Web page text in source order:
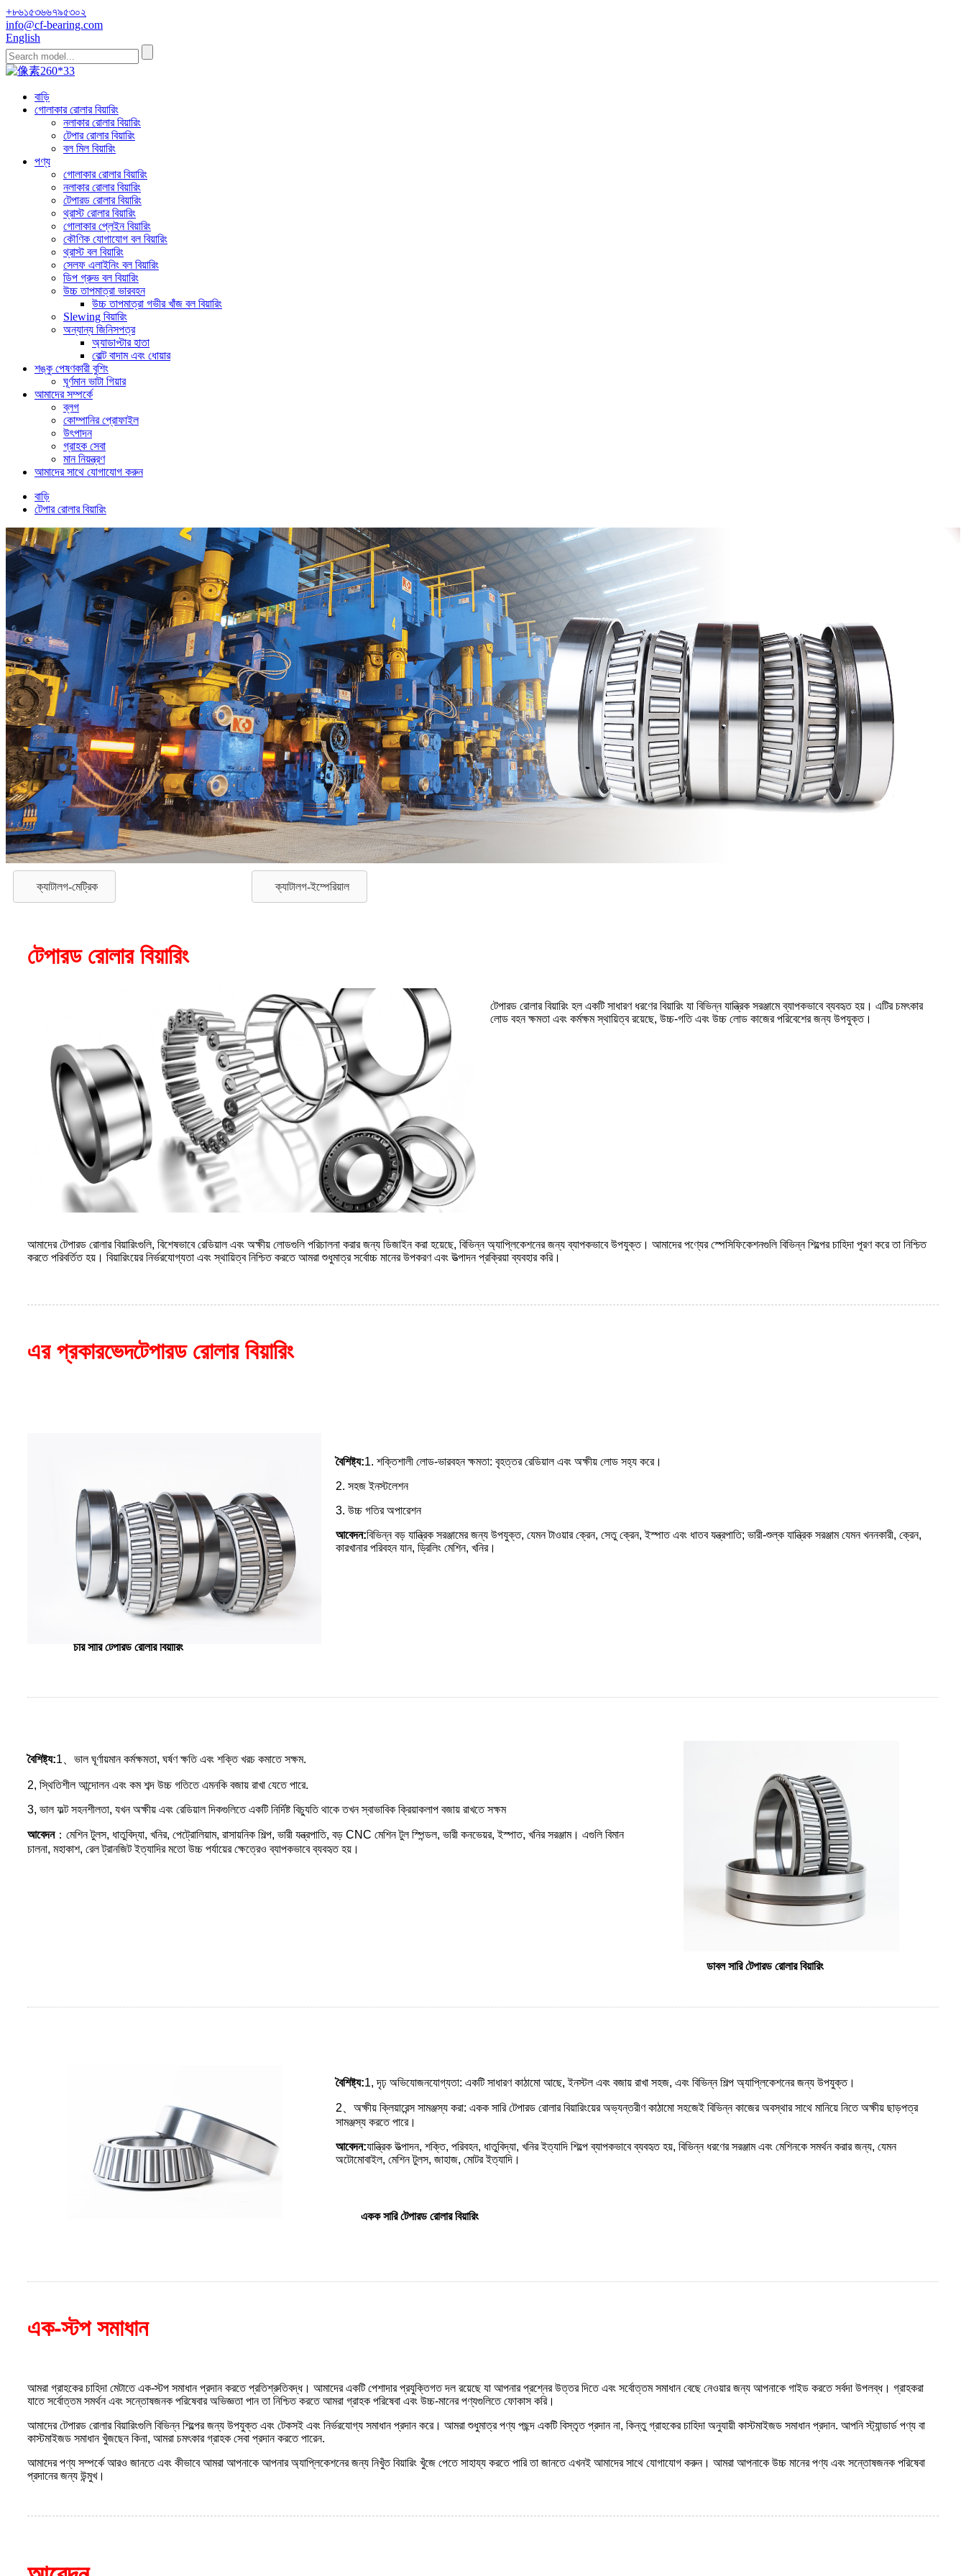
+৮৬১৫৩৬৬৭৯৫৩০২
info@cf-bearing.com
English
বাড়ি
গোলাকার রোলার বিয়ারিং
নলাকার রোলার বিয়ারিং
টেপার রোলার বিয়ারিং
বল মিল বিয়ারিং
পণ্য
গোলাকার রোলার বিয়ারিং
নলাকার রোলার বিয়ারিং
টেপারড রোলার বিয়ারিং
থ্রাস্ট রোলার বিয়ারিং
গোলাকার প্লেইন বিয়ারিং
কৌণিক যোগাযোগ বল বিয়ারিং
থ্রাস্ট বল বিয়ারিং
সেলফ এলাইনিং বল বিয়ারিং
ডিপ গ্রুভ বল বিয়ারিং
উচ্চ তাপমাত্রা ভারবহন
উচ্চ তাপমাত্রা গভীর খাঁজ বল বিয়ারিং
Slewing বিয়ারিং
অন্যান্য জিনিসপত্র
অ্যাডাপ্টার হাতা
বোল্ট বাদাম এবং ধোয়ার
শঙ্কু পেষণকারী বুশিং
ঘূর্ণমান ভাটা গিয়ার
আমাদের সম্পর্কে
ব্লগ
কোম্পানির প্রোফাইল
উৎপাদন
গ্রাহক সেবা
মান নিয়ন্ত্রণ
আমাদের সাথে যোগাযোগ করুন
বাড়ি
টেপার রোলার বিয়ারিং
ক্যাটালগ-মেট্রিক ক্যাটালগ-ইম্পেরিয়াল
টেপারড রোলার বিয়ারিং
টেপারড রোলার বিয়ারিং হল একটি সাধারণ ধরণের বিয়ারিং যা বিভিন্ন যান্ত্রিক সরঞ্জামে ব্যাপকভাবে ব্যবহৃত হয়। এটির চমৎকার
লোড বহন ক্ষমতা এবং কর্মক্ষম স্থায়িত্ব রয়েছে, উচ্চ-গতি এবং উচ্চ লোড কাজের পরিবেশের জন্য উপযুক্ত।
আমাদের টেপারড রোলার বিয়ারিংগুলি, বিশেষভাবে রেডিয়াল এবং অক্ষীয় লোডগুলি পরিচালনা করার জন্য ডিজাইন করা হয়েছে, বিভিন্ন অ্যাপ্লিকেশনের জন্য ব্যাপকভাবে উপযুক্ত। আমাদের পণ্যের স্পেসিফিকেশনগুলি বিভিন্ন শিল্পের চাহিদা পূরণ করে তা নিশ্চিত
করতে পরিবর্তিত হয়। বিয়ারিংয়ের নির্ভরযোগ্যতা এবং স্থায়িত্ব নিশ্চিত করতে আমরা শুধুমাত্র সর্বোচ্চ মানের উপকরণ এবং উত্পাদন প্রক্রিয়া ব্যবহার করি।
এর প্রকারভেদটেপারড রোলার বিয়ারিং
বৈশিষ্ট্য:1. শক্তিশালী লোড-ভারবহন ক্ষমতা: বৃহত্তর রেডিয়াল এবং অক্ষীয় লোড সহ্য করে।
2. সহজ ইনস্টলেশন
3. উচ্চ গতির অপারেশন
আবেদন:বিভিন্ন বড় যান্ত্রিক সরঞ্জামের জন্য উপযুক্ত, যেমন টাওয়ার ক্রেন, সেতু ক্রেন, ইস্পাত এবং ধাতব যন্ত্রপাতি; ভারী-শুল্ক যান্ত্রিক সরঞ্জাম যেমন খননকারী, ক্রেন,
কারখানার পরিবহন যান, ড্রিলিং মেশিন, খনির।
চার সারি টেপারড রোলার বিয়ারিং
বৈশিষ্ট্য:1、ভাল ঘূর্ণায়মান কর্মক্ষমতা, ঘর্ষণ ক্ষতি এবং শক্তি খরচ কমাতে সক্ষম.
2, স্থিতিশীল আন্দোলন এবং কম শব্দ উচ্চ গতিতে এমনকি বজায় রাখা যেতে পারে.
3, ভাল ফল্ট সহনশীলতা, যখন অক্ষীয় এবং রেডিয়াল দিকগুলিতে একটি নির্দিষ্ট বিচ্যুতি থাকে তখন স্বাভাবিক ক্রিয়াকলাপ বজায় রাখতে সক্ষম
আবেদন：মেশিন টুলস, ধাতুবিদ্যা, খনির, পেট্রোলিয়াম, রাসায়নিক শিল্প, ভারী যন্ত্রপাতি, বড় CNC মেশিন টুল স্পিন্ডল, ভারী কনভেয়র, ইস্পাত, খনির সরঞ্জাম। এগুলি বিমান
চালনা, মহাকাশ, রেল ট্রানজিট ইত্যাদির মতো উচ্চ পর্যায়ের ক্ষেত্রেও ব্যাপকভাবে ব্যবহৃত হয়।
ডাবল সারি টেপারড রোলার বিয়ারিং
বৈশিষ্ট্য:1, দৃঢ় অভিযোজনযোগ্যতা: একটি সাধারণ কাঠামো আছে, ইনস্টল এবং বজায় রাখা সহজ, এবং বিভিন্ন শিল্প অ্যাপ্লিকেশনের জন্য উপযুক্ত।
2、অক্ষীয় ক্লিয়ারেন্স সামঞ্জস্য করা: একক সারি টেপারড রোলার বিয়ারিংয়ের অভ্যন্তরীণ কাঠামো সহজেই বিভিন্ন কাজের অবস্থার সাথে মানিয়ে নিতে অক্ষীয় ছাড়পত্র
সামঞ্জস্য করতে পারে।
আবেদন:যান্ত্রিক উত্পাদন, শক্তি, পরিবহন, ধাতুবিদ্যা, খনির ইত্যাদি শিল্পে ব্যাপকভাবে ব্যবহৃত হয়, বিভিন্ন ধরণের সরঞ্জাম এবং মেশিনকে সমর্থন করার জন্য, যেমন
অটোমোবাইল, মেশিন টুলস, জাহাজ, মোটর ইত্যাদি।
একক সারি টেপারড রোলার বিয়ারিং
এক-স্টপ সমাধান
আমরা গ্রাহকের চাহিদা মেটাতে এক-স্টপ সমাধান প্রদান করতে প্রতিশ্রুতিবদ্ধ। আমাদের একটি পেশাদার প্রযুক্তিগত দল রয়েছে যা আপনার প্রশ্নের উত্তর দিতে এবং সর্বোত্তম সমাধান বেছে নেওয়ার জন্য আপনাকে গাইড করতে সর্বদা উপলব্ধ। গ্রাহকরা
যাতে সর্বোত্তম সমর্থন এবং সন্তোষজনক পরিষেবার অভিজ্ঞতা পান তা নিশ্চিত করতে আমরা গ্রাহক পরিষেবা এবং উচ্চ-মানের পণ্যগুলিতে ফোকাস করি।
আমাদের টেপারড রোলার বিয়ারিংগুলি বিভিন্ন শিল্পের জন্য উপযুক্ত এবং টেকসই এবং নির্ভরযোগ্য সমাধান প্রদান করে। আমরা শুধুমাত্র পণ্য পছন্দ একটি বিস্তৃত প্রদান না, কিন্তু গ্রাহকের চাহিদা অনুযায়ী কাস্টমাইজড সমাধান প্রদান. আপনি স্ট্যান্ডার্ড পণ্য বা
কাস্টমাইজড সমাধান খুঁজছেন কিনা, আমরা চমৎকার গ্রাহক সেবা প্রদান করতে পারেন.
আমাদের পণ্য সম্পর্কে আরও জানতে এবং কীভাবে আমরা আপনাকে আপনার অ্যাপ্লিকেশনের জন্য নিখুঁত বিয়ারিং খুঁজে পেতে সাহায্য করতে পারি তা জানতে এখনই আমাদের সাথে যোগাযোগ করুন। আমরা আপনাকে উচ্চ মানের পণ্য এবং সন্তোষজনক পরিষেবা
প্রদানের জন্য উন্মুখ।